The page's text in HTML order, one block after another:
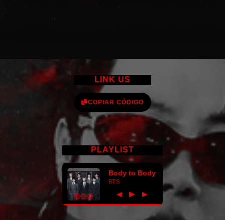
LINK US
COPIAR CÓDIGO
PLAYLIST
Body to Body
BTS
◀ ► ▶